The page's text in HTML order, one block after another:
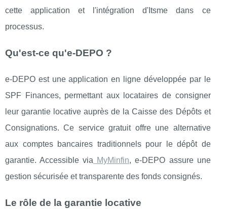
cette application et l'intégration d'Itsme dans ce
processus.​
Qu'est-ce qu'e-DEPO ?
e-DEPO est une application en ligne développée par le
SPF Finances, permettant aux locataires de consigner
leur garantie locative auprès de la Caisse des Dépôts et
Consignations. Ce service gratuit offre une alternative
aux comptes bancaires traditionnels pour le dépôt de
garantie. Accessible via MyMinfin, e-DEPO assure une
gestion sécurisée et transparente des fonds consignés. ​
Le rôle de la garantie locative